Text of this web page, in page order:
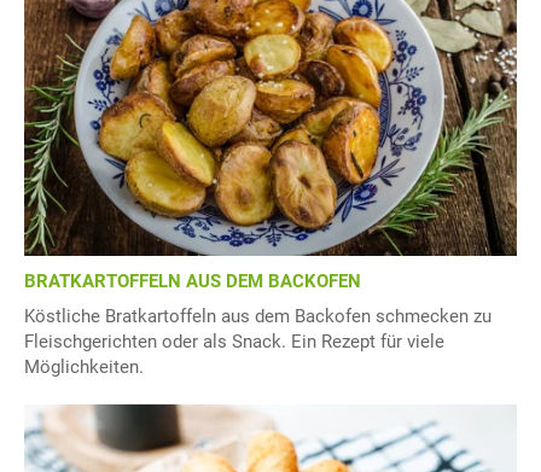
BRATKARTOFFELN AUS DEM BACKOFEN
Köstliche Bratkartoffeln aus dem Backofen schmecken zu
Fleischgerichten oder als Snack. Ein Rezept für viele
Möglichkeiten.